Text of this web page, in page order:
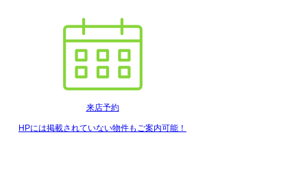
来店予約
HPには掲載されていない物件もご案内可能！